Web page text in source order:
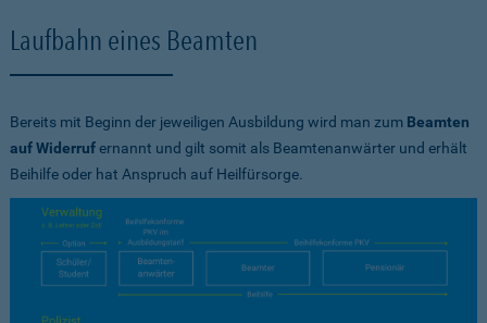
Laufbahn eines Beamten
Bereits mit Beginn der jeweiligen Ausbildung wird man zum Beamten
auf Widerrufernannt und gilt somit als Beamtenanwärter und erhält
Beihilfe oder hat Anspruch auf Heilfürsorge.